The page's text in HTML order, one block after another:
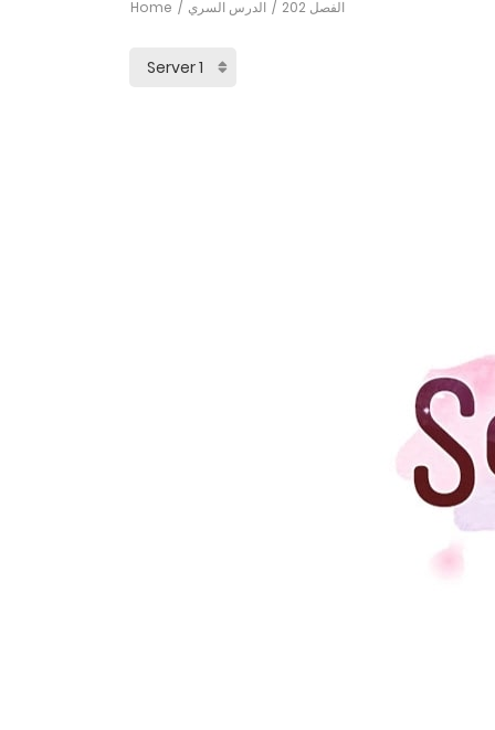
Home الدرس السري الفصل 202